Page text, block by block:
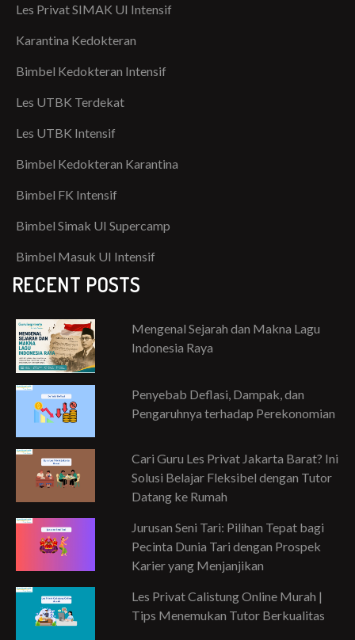
Les Privat SIMAK UI Intensif
Karantina Kedokteran
Bimbel Kedokteran Intensif
Les UTBK Terdekat
Les UTBK Intensif
Bimbel Kedokteran Karantina
Bimbel FK Intensif
Bimbel Simak UI Supercamp
Bimbel Masuk UI Intensif
RECENT POSTS
Mengenal Sejarah dan Makna Lagu
Indonesia Raya
Penyebab Deflasi, Dampak, dan
Pengaruhnya terhadap Perekonomian
Cari Guru Les Privat Jakarta Barat? Ini
Solusi Belajar Fleksibel dengan Tutor
Datang ke Rumah
Jurusan Seni Tari: Pilihan Tepat bagi
Pecinta Dunia Tari dengan Prospek
Karier yang Menjanjikan
Les Privat Calistung Online Murah |
Tips Menemukan Tutor Berkualitas